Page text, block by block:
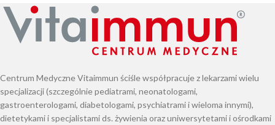
Centrum Medyczne Vitaimmun ściśle współpracuje z lekarzami wielu
specjalizacji (szczególnie pediatrami, neonatologami,
gastroenterologami, diabetologami, psychiatrami i wieloma innymi),
dietetykami i specjalistami ds. żywienia oraz uniwersytetami i ośrodkami